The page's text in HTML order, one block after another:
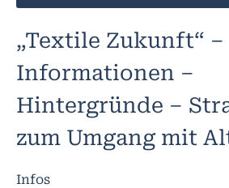
„Textile Zukunft“ –
Informationen –
Hintergründe –
zum Umgang mit
Infos